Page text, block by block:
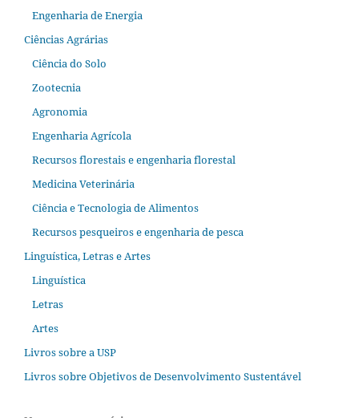
Engenharia de Energia
Ciências Agrárias
Ciência do Solo
Zootecnia
Agronomia
Engenharia Agrícola
Recursos florestais e engenharia florestal
Medicina Veterinária
Ciência e Tecnologia de Alimentos
Recursos pesqueiros e engenharia de pesca
Linguística, Letras e Artes
Linguística
Letras
Artes
Livros sobre a USP
Livros sobre Objetivos de Desenvolvimento Sustentável